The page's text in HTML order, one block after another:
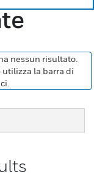
nessun risultato.
utilizza la barra di